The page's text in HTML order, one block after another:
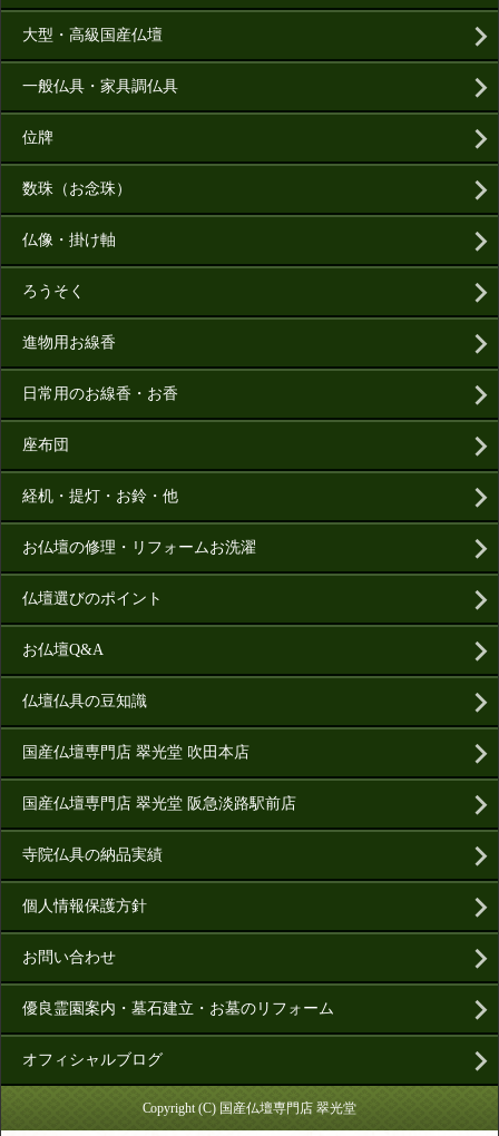
大型・高級国産仏壇
一般仏具・家具調仏具
位牌
数珠（お念珠）
仏像・掛け軸
ろうそく
進物用お線香
日常用のお線香・お香
座布団
経机・提灯・お鈴・他
お仏壇の修理・リフォームお洗濯
仏壇選びのポイント
お仏壇Q&A
仏壇仏具の豆知識
国産仏壇専門店 翠光堂 吹田本店
国産仏壇専門店 翠光堂 阪急淡路駅前店
寺院仏具の納品実績
個人情報保護方針
お問い合わせ
優良霊園案内・墓石建立・お墓のリフォーム
オフィシャルブログ
Copyright (C) 国産仏壇専門店 翠光堂